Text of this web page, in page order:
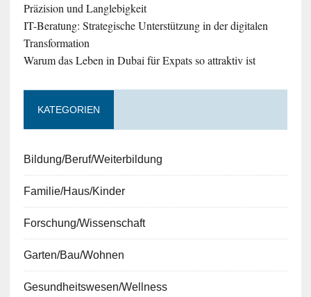
Präzision und Langlebigkeit
IT-Beratung: Strategische Unterstützung in der digitalen
Transformation
Warum das Leben in Dubai für Expats so attraktiv ist
KATEGORIEN
Bildung/Beruf/Weiterbildung
Familie/Haus/Kinder
Forschung/Wissenschaft
Garten/Bau/Wohnen
Gesundheitswesen/Wellness